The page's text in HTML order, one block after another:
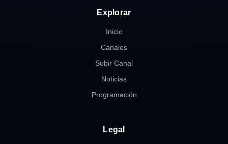
Explorar
Inicio
Canales
Subir Canal
Noticias
Programación
Legal